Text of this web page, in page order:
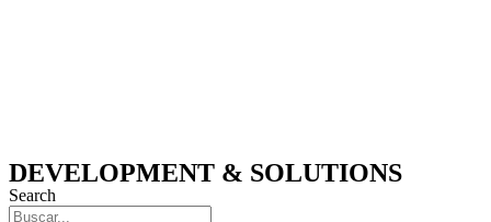
DEVELOPMENT & SOLUTIONS
Search